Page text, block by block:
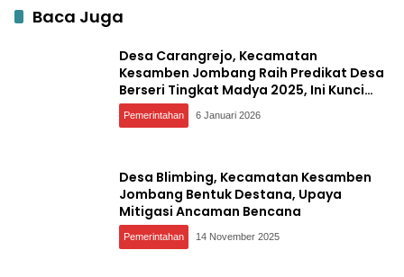
Baca Juga
Desa Carangrejo, Kecamatan
Kesamben Jombang Raih Predikat Desa
Berseri Tingkat Madya 2025, Ini Kunci
Suksesnya
Pemerintahan 6 Januari 2026
Desa Blimbing, Kecamatan Kesamben
Jombang Bentuk Destana, Upaya
Mitigasi Ancaman Bencana
Pemerintahan 14 November 2025